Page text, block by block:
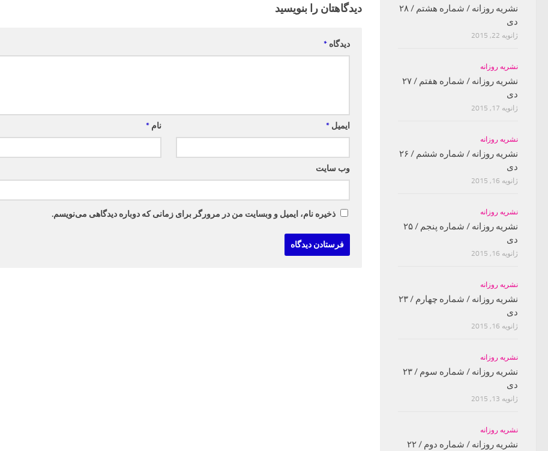
دیدگاهتان را بنویسید
دیدگاه *
نام* ایمیل *
وب‌ سایت
ذخیره نام، ایمیل و وبسایت من در مرورگر برای زمانی که دوباره دیدگاهی می‌نویسم.
نشریه روزانه / شماره هشتم / ۲۸
دی
ژانویه 22, 2015
نشریه روزانه
نشریه روزانه / شماره هفتم / ۲۷
دی
ژانویه 17, 2015
نشریه روزانه
نشریه روزانه / شماره ششم / ۲۶
دی
ژانویه 16, 2015
نشریه روزانه
نشریه روزانه / شماره پنجم / ۲۵
دی
ژانویه 16, 2015
نشریه روزانه
نشریه روزانه / شماره چهارم / ۲۳
دی
ژانویه 16, 2015
نشریه روزانه
نشریه روزانه / شماره سوم / ۲۳
دی
ژانویه 13, 2015
نشریه روزانه
نشریه روزانه / شماره دوم / ۲۲